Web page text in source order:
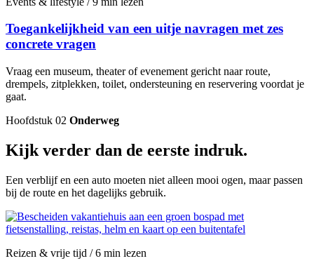
Toegankelijkheid van een uitje navragen met zes
concrete vragen
Vraag een museum, theater of evenement gericht naar route,
drempels, zitplekken, toilet, ondersteuning en reservering voordat je
gaat.
Hoofdstuk 02 Onderweg
Kijk verder dan de eerste indruk.
Een verblijf en een auto moeten niet alleen mooi ogen, maar passen
bij de route en het dagelijks gebruik.
Reizen & vrije tijd / 6 min lezen